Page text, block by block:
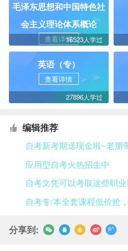
毛泽东思想和中国特色社
会主义理论体系概论
查看详情16523人学过
英语（专）
查看详情
27896人学过
编辑推荐
自考新考期送现金啦~老朋
应用型自考火热招生中
自考文凭可以考取这些职业
自考专/本全套课程低价抢
分享到: